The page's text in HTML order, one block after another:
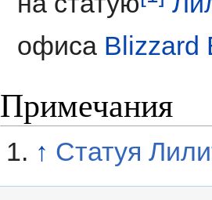
офиса Blizzard
Примечания
↑ Cтатуя